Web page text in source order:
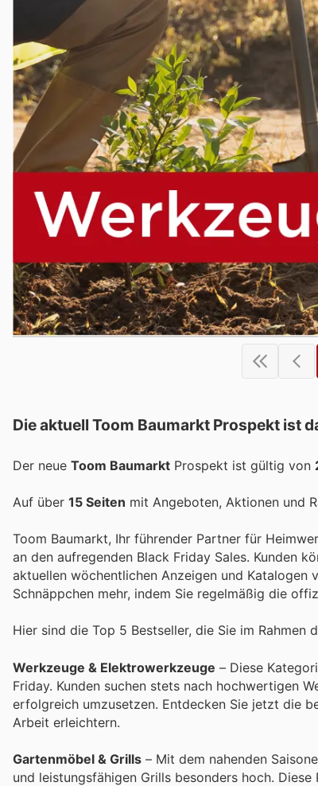
Die aktuell Toom Baumarkt Prospekt ist
Der neue Toom Baumarkt Prospekt ist gültig von
Auf über 15 Seiten mit Angeboten, Aktionen und
Toom Baumarkt, Ihr führender Partner für
an den aufregenden Black Friday Sales. Kunden
aktuellen wöchentlichen Anzeigen und Katalogen
Schnäppchen mehr, indem Sie regelmäßig die
Hier sind die Top 5 Bestseller, die Sie im
Werkzeuge & Elektrowerkzeuge – Diese
Friday. Kunden suchen stets nach hochwertigen
erfolgreich umzusetzen. Entdecken Sie jetzt die
Arbeit erleichtern.
Gartenmöbel & Grills – Mit dem nahenden
und leistungsfähigen Grills besonders hoch.